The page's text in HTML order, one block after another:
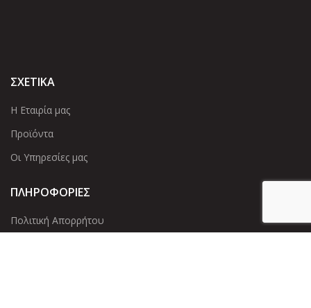
ΣΧΕΤΙΚΑ
Η Εταιρία μας
Προϊόντα
Οι Υπηρεσίες μας
ΠΛΗΡΟΦΟΡΙΕΣ
Πολιτική Απορρήτου